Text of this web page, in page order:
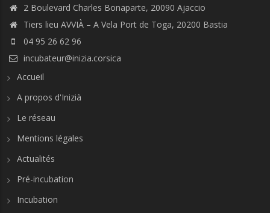
2 Boulevard Charles Bonaparte, 20090 Ajaccio
Tiers lieu AVVIÀ – A Vela Port de Toga, 20200 Bastia
04 95 26 62 96
incubateur@inizia.corsica
Accueil
A propos d'Inizià
Le réseau
Mentions légales
Actualités
Pré-incubation
Incubation